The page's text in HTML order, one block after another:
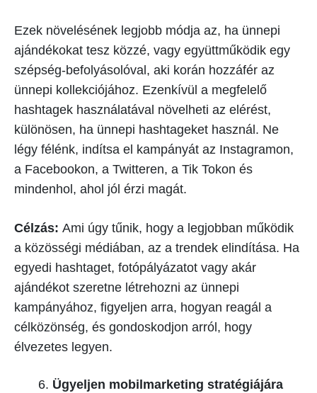
Ezek növelésének legjobb módja az, ha ünnepi
ajándékokat tesz közzé, vagy együttműködik egy
szépség-befolyásolóval, aki korán hozzáfér az
ünnepi kollekciójához. Ezenkívül a megfelelő
hashtagek használatával növelheti az elérést,
különösen, ha ünnepi hashtageket használ. Ne
légy félénk, indítsa el kampányát az Instagramon,
a Facebookon, a Twitteren, a Tik Tokon és
mindenhol, ahol jól érzi magát.
Célzás: Ami úgy tűnik, hogy a legjobban működik
a közösségi médiában, az a trendek elindítása. Ha
egyedi hashtaget, fotópályázatot vagy akár
ajándékot szeretne létrehozni az ünnepi
kampányához, figyeljen arra, hogyan reagál a
célközönség, és gondoskodjon arról, hogy
élvezetes legyen.
Ügyeljen mobilmarketing stratégiájára